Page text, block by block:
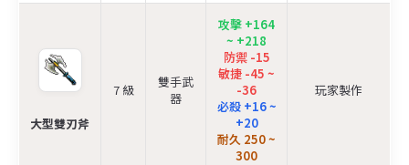
大型雙刃斧
7 級
雙手武
器
攻擊 +164
~ +218
防禦 -15
敏捷 -45 ~
-36
必殺 +16 ~
+20
耐久 250 ~
300
玩家製作